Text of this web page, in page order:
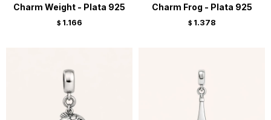
Charm Weight - Plata 925
$ 1.166
Charm Frog - Plata 925
$ 1.378